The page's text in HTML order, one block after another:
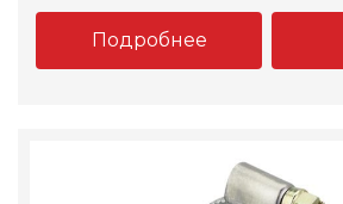
Подробнее